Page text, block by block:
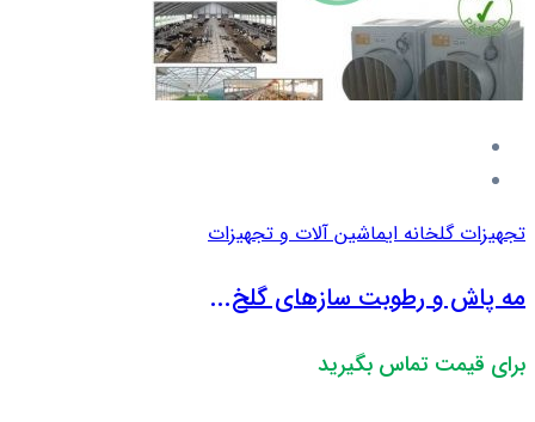
تجهیزات گلخانه ایماشین آلات و تجهیزات
مه پاش و رطوبت سازهای گلخ...
برای قیمت تماس بگیرید